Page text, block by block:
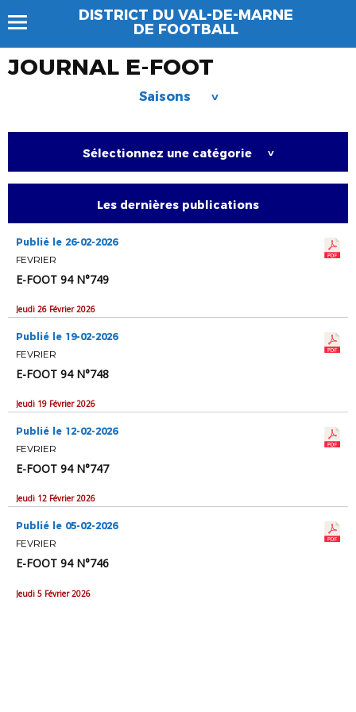
DISTRICT DU VAL-DE-MARNE
DE FOOTBALL
JOURNAL E-FOOT
Saisons >
Sélectionnez une catégorie >
Les dernières publications
Publié le 26-02-2026
FEVRIER
E-FOOT 94 N°749
Jeudi 26 Février 2026
Publié le 19-02-2026
FEVRIER
E-FOOT 94 N°748
Jeudi 19 Février 2026
Publié le 12-02-2026
FEVRIER
E-FOOT 94 N°747
Jeudi 12 Février 2026
Publié le 05-02-2026
FEVRIER
E-FOOT 94 N°746
Jeudi 5 Février 2026